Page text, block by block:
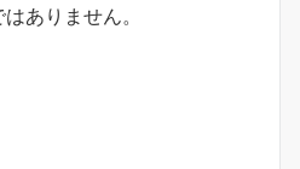
ありません。